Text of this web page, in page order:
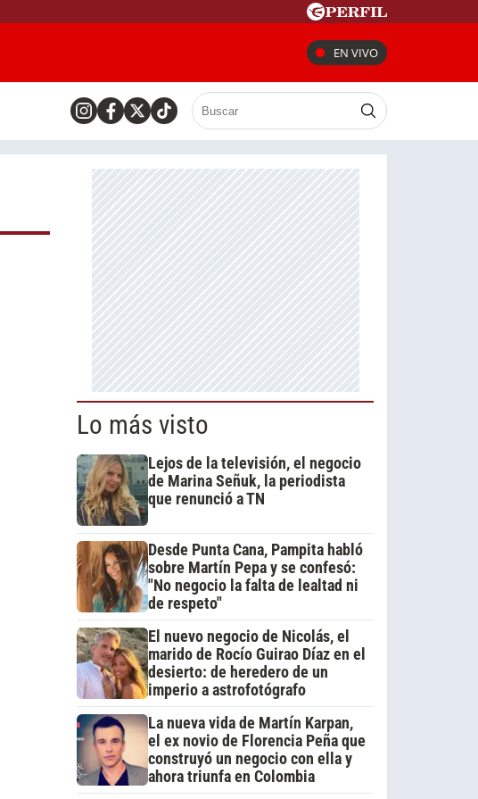
EN VIVO
Lo más visto
Lejos de la televisión, el negocio
de Marina Señuk, la periodista
que renunció a TN
Desde Punta Cana, Pampita habló
sobre Martín Pepa y se confesó:
"No negocio la falta de lealtad ni
de respeto"
El nuevo negocio de Nicolás, el
marido de Rocío Guirao Díaz en el
desierto: de heredero de un
imperio a astrofotógrafo
La nueva vida de Martín Karpan,
el ex novio de Florencia Peña que
construyó un negocio con ella y
ahora triunfa en Colombia